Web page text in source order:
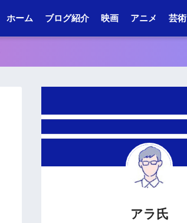
ホーム ブログ紹介 映画 アニメ 芸術
アラ氏